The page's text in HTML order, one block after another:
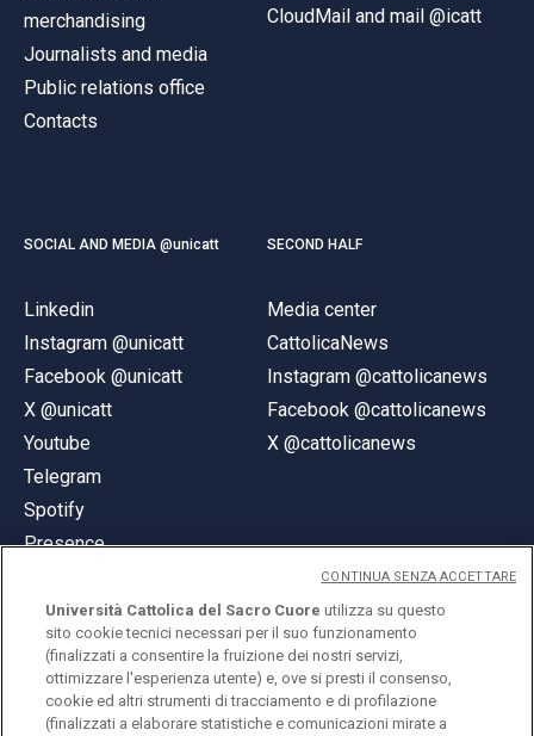
merchandising
Journalists and media
Public relations office
Contacts
CloudMail and mail @icatt
SOCIAL AND MEDIA @unicatt
Linkedin
Instagram @unicatt
Facebook @unicatt
X @unicatt
Youtube
Telegram
Spotify
Presence
SECOND HALF
Media center
CattolicaNews
Instagram @cattolicanews
Facebook @cattolicanews
X @cattolicanews
© Università Cattolica del Sacro Cuore
Largo A. Gemelli 1, 20123 Milan
Università Cattolica del Sacro Cuore utilizza su questo
sito cookie tecnici necessari per il suo funzionamento
(finalizzati a consentire la fruizione dei nostri servizi,
ottimizzare l'esperienza utente) e, ove si presti il consenso,
cookie ed altri strumenti di tracciamento e di profilazione
(finalizzati a elaborare statistiche e comunicazioni mirate a
CONTINUA SENZA ACCETTARE